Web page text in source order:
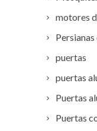
motores
puertas
puertas
Puertas
Puertas